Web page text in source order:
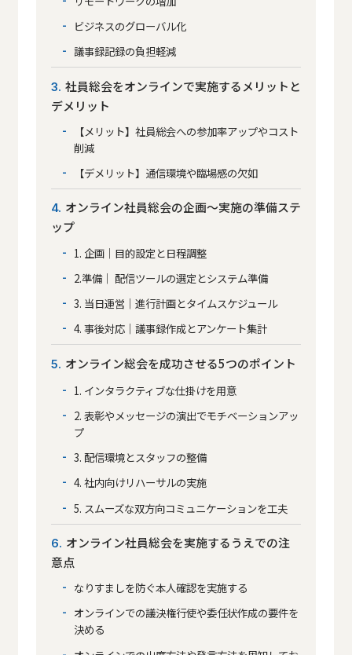
ビジネスのグローバル化
議事録記録の負担軽減
3 社員総会をオンラインで実施するメリットと
デメリット
【メリット】社員総会への参加率アップやコスト
削減
【デメリット】通信環境や臨場感の欠如
4 オンライン社員総会の企画〜実施の準備ステ
ップ
1. 企画｜目的設定と日程調整
2.準備｜ 配信ツールの選定とシステム準備
3. 当日運営｜進行計画とタイムスケジュール
4. 事後対応｜議事録作成とアンケート集計
5 オンライン総会を成功させる5つのポイント
1. インタラクティブな仕掛けを用意
2. 表彰やメッセージの演出でモチベーションアッ
プ
3. 配信環境とスタッフの整備
4. 社内向けリハーサルの実施
5. スムーズな双方向コミュニケーションを工夫
6
オンライン社員総会を実施するうえでの注
意点
なりすましを防ぐ本人確認を実施する
オンラインでの議決権行使や委任状作成の要件を
決める